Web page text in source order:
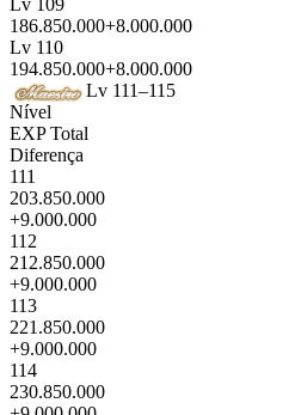
186.850.000+8.000.000
Lv 110
194.850.000+8.000.000
Lv 111–115
Nível
EXP Total
Diferença
111
203.850.000
+9.000.000
112
212.850.000
+9.000.000
113
221.850.000
+9.000.000
114
230.850.000